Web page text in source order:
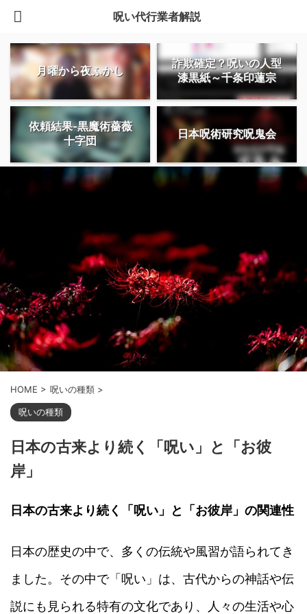
呪い代行業者解説
月曜から夜ふかし
詐欺確定？呪いの人型
漆黒紙～千条印蓮宗
依頼結果-黒魔術薔薇
十字団
日本呪術研究呪鬼会
HOME > 呪いの種類 >
呪いの種類
日本の古来より続く「呪い」と「お彼
岸」
日本の古来より続く「呪い」と「お彼岸」の関連性
日本の歴史の中で、多くの伝統や風習が語られてき
ました。その中で「呪い」は、古代からの神話や伝
説にも見られる特有の文化であり、人々の生活や心